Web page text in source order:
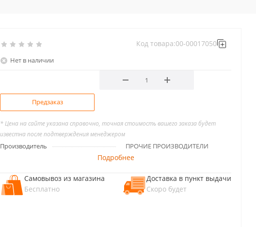
Нет в наличии
Код товара:00-00017050
Предзаказ
* Цена на сайте указана справочно, точная стоимость вашего заказа будет
известна после подтверждения менеджером
Производитель ПРОЧИЕ ПРОИЗВОДИТЕЛИ
Подробнее
Самовывоз из магазина
Бесплатно
Доставка в пункт выдачи
Скоро будет